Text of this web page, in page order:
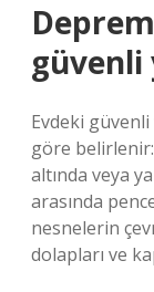
güvenli
Evdeki
göre
altında veya
arasında
nesnelerin
dolapları ve